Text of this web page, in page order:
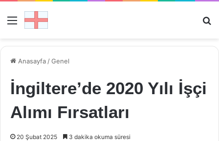
Menü
Anasayfa /Genel
İngiltere’de 2020 Yılı İşçi
Alımı Fırsatları
20 Şubat 2025 3 dakika okuma süresi